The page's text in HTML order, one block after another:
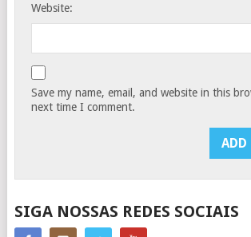
Website:
Save my name, email, and website in this
next time I comment.
SIGA NOSSAS REDES SOCIAIS